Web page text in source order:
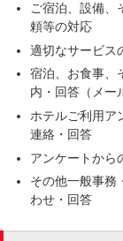
ご宿泊、設備、
頼等の対応
適切なサービス
宿泊、お食事、
内・回答（メー
ホテルご利用ア
連絡・回答
アンケートから
その他一般事務
わせ・回答